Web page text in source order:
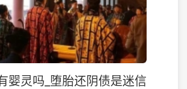
婴灵吗_堕胎还阴债是迷信